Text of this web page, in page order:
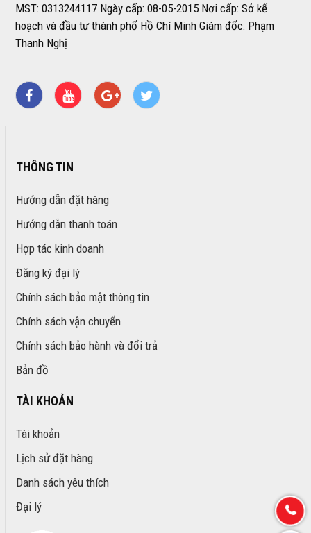
MST: 0313244117 Ngày cấp: 08-05-2015 Nơi cấp: Sở kế
hoạch và đầu tư thành phố Hồ Chí Minh Giám đốc: Phạm
Thanh Nghị
THÔNG TIN
Hướng dẫn đặt hàng
Hướng dẫn thanh toán
Hợp tác kinh doanh
Đăng ký đại lý
Chính sách bảo mật thông tin
Chính sách vận chuyển
Chính sách bảo hành và đổi trả
Bản đồ
TÀI KHOẢN
Tài khoản
Lịch sử đặt hàng
Danh sách yêu thích
Đại lý